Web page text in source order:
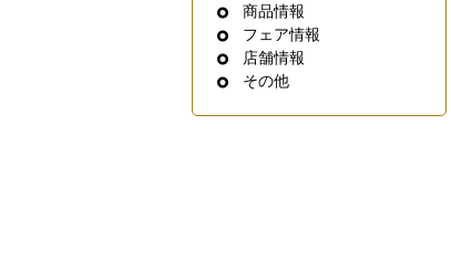
商品情報
フェア情報
店舗情報
その他